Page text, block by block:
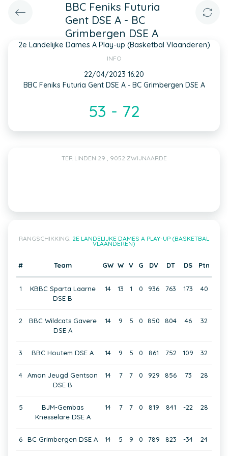
BBC Feniks Futuria
Gent DSE A - BC
Grimbergen DSE A
2e Landelijke Dames A Play-up (Basketbal Vlaanderen)
INFO
22/04/2023 16:20
BBC Feniks Futuria Gent DSE A - BC Grimbergen DSE A
53 - 72
TER LINDEN 29 , 9052 ZWIJNAARDE
RANGSCHIKKING: 2E LANDELIJKE DAMES A PLAY-UP (BASKETBAL
VLAANDEREN)
# Team GW W V G DV DT DS Ptn
1
KBBC Sparta Laarne
DSE B
14 13 1 0 936 763 173 40
2
BBC Wildcats Gavere
DSE A
14 9 5 0 850 804 46 32
3 BBC Houtem DSE A 14 9 5 0 861 752 109 32
4
Amon Jeugd Gentson
DSE B
14 7 7 0 929 856 73 28
5
BJM-Gembas
Knesselare DSE A
14 7 7 0 819 841 -22 28
6 BC Grimbergen DSE A 14 5 9 0 789 823 -34 24